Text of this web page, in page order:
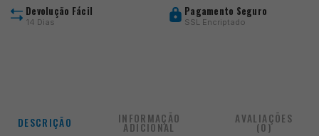
Devolução Fácil
14 Dias
Pagamento Seguro
SSL Encriptado
DESCRIÇÃO INFORMAÇÃO
ADICIONAL
AVALIAÇÕES
(0)